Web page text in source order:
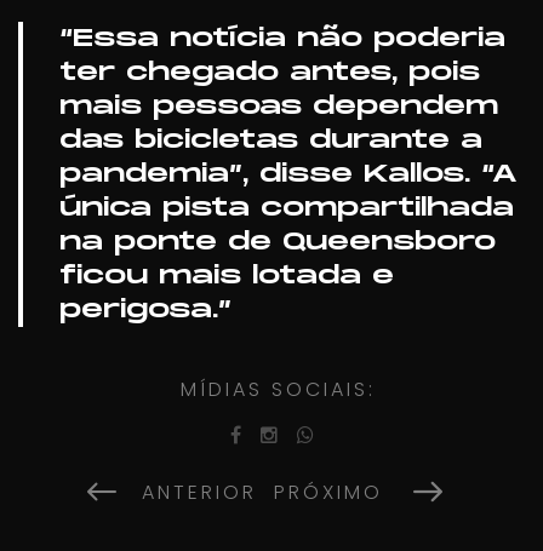
“Essa notícia não poderia
ter chegado antes, pois
mais pessoas dependem
das bicicletas durante a
pandemia”, disse Kallos. “A
única pista compartilhada
na ponte de Queensboro
ficou mais lotada e
perigosa.”
MÍDIAS SOCIAIS:
ANTERIOR PRÓXIMO